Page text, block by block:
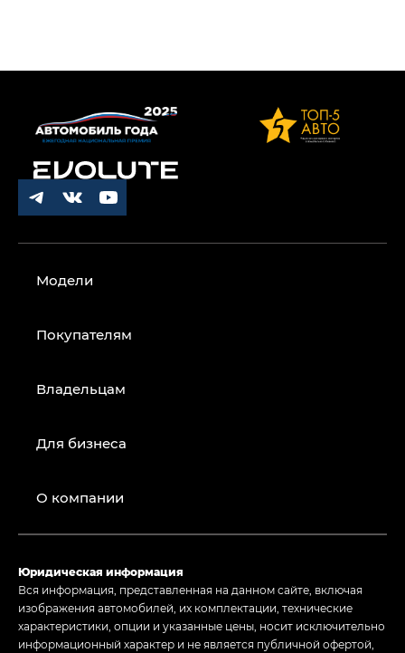
Модели
Покупателям
Владельцам
Для бизнеса
О компании
Юридическая информация
Вся информация, представленная на данном сайте, включая
изображения автомобилей, их комплектации, технические
характеристики, опции и указанные цены, носит исключительно
информационный характер и не является публичной офертой,